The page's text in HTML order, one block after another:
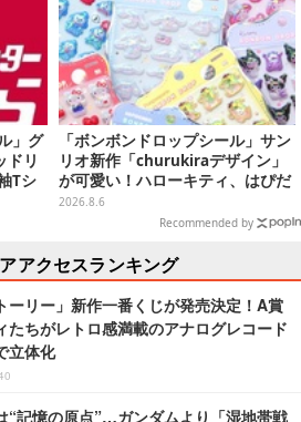
」グ
ドリ
Tシ
イ
「ボンボンドロップシール」サン
リオ新作「churukiraデザイン」
が可愛い！ハローキティ、はぴだ
んぶいなど全8種類が順次展開
2026.8.6
Recommended by
アクセスランキング
ーリー」新作一番くじが発売決定！A賞
たちがレトロ感満載のアナログレコード
立体化
“記憶の原点”…ガンダムより「湿地帯戦